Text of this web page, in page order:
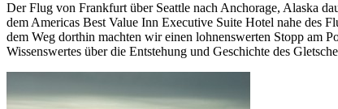
Der Flug von Frankfurt über Seattle nach Anchorage, Alaska
dem Americas Best Value Inn Executive Suite Hotel nahe des
dem Weg dorthin machten wir einen lohnenswerten Stopp am
Wissenswertes über die Entstehung und Geschichte des